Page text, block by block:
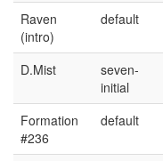
Raven
(intro)
default
D.Mist
seven-
initial
Formation
#236
default